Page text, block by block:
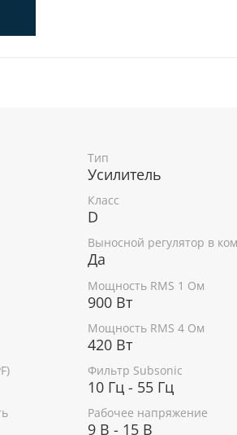
Тип
Усилитель
Класс
D
Выносной регулятор в
Да
Мощность RMS 1 Ом
900 Вт
Мощность RMS 4 Ом
420 Вт
Фильтр Subsonic
10 Гц - 55 Гц
Рабочее напряжение
9 В - 15 В